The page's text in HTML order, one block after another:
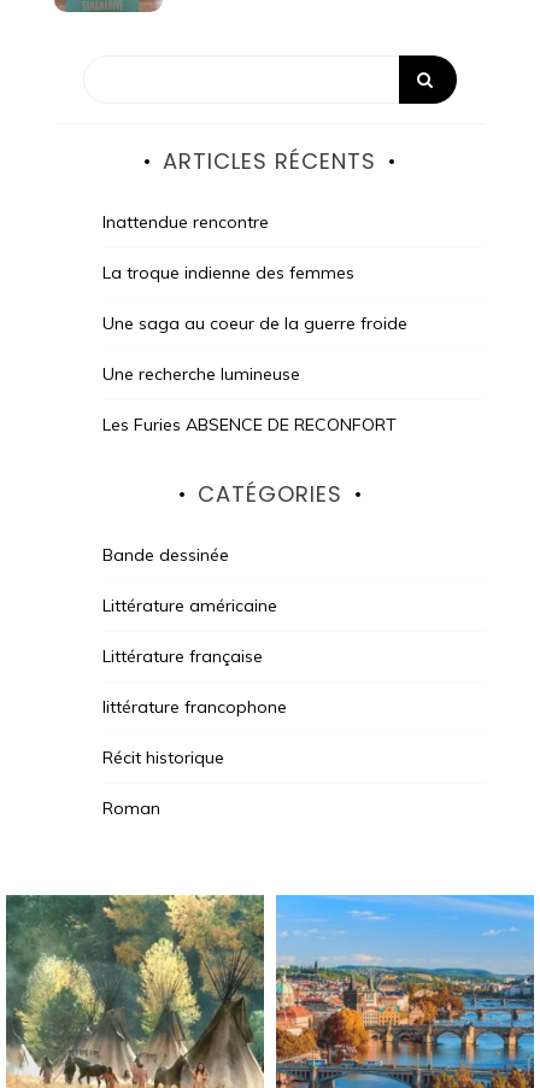
ARTICLES RÉCENTS
Inattendue rencontre
La troque indienne des femmes
Une saga au coeur de la guerre froide
Une recherche lumineuse
Les Furies ABSENCE DE RECONFORT
CATÉGORIES
Bande dessinée
Littérature américaine
Littérature française
littérature francophone
Récit historique
Roman